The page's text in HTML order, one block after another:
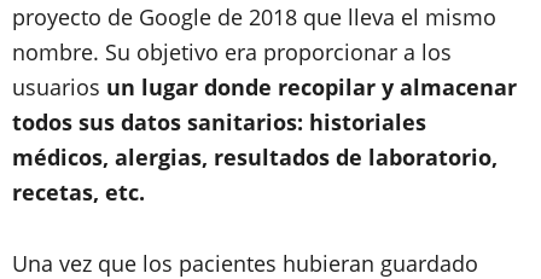
proyecto de Google de 2018 que lleva el mismo
nombre. Su objetivo era proporcionar a los
usuarios un lugar donde recopilar y almacenar
todos sus datos sanitarios: historiales
médicos, alergias, resultados de laboratorio,
recetas, etc.
Una vez que los pacientes hubieran guardado